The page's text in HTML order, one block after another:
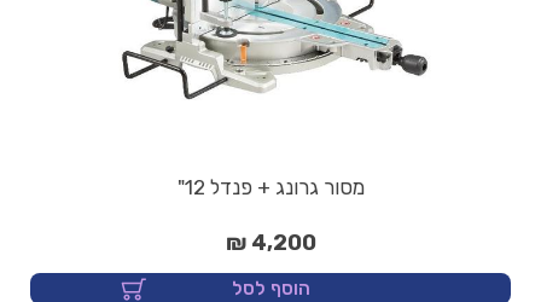
מסור גרונג + פנדל 12"
4,200 ₪
הוסף לסל